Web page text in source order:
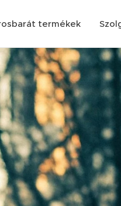
termékek